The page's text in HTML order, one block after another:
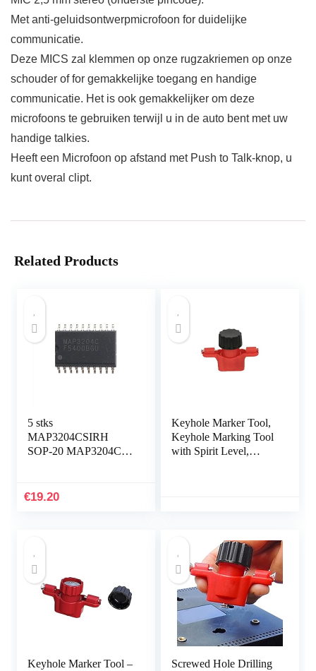
Met anti-geluidsontwerpmicrofoon for duidelijke
communicatie.
Deze MICS zal klemmen op onze rugzakriemen op onze
schouder of for gemakkelijke toegang en handige
communicatie. Het is ook gemakkelijker om deze
microfoons te gebruiken terwijl u in de auto bent met uw
handige talkies.
Heeft een Microfoon op afstand met Push to Talk-knop, u
kunt overal clipt.
Related Products
5 stks
MAP3204CSIRH
SOP-20 MAP3204C
Management chip
€19.20
Keyhole Marker Tool,
Keyhole Marking Tool
with Spirit Level,
Keyhole Marker Tool –
Screwed Hole Drilling